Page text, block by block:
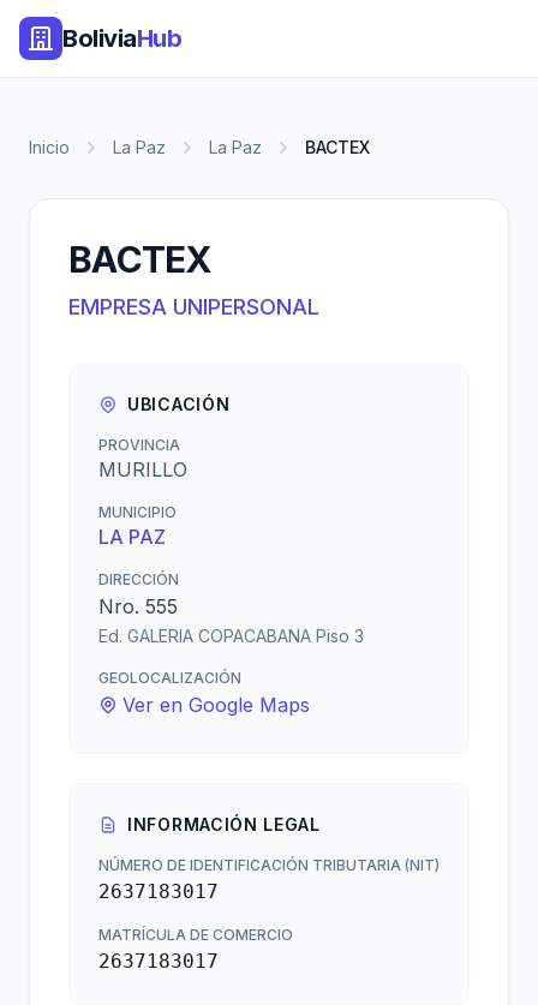
BoliviaHub
Inicio La Paz La Paz BACTEX
BACTEX
EMPRESA UNIPERSONAL
UBICACIÓN
PROVINCIA
MURILLO
MUNICIPIO
LA PAZ
DIRECCIÓN
Nro. 555
Ed. GALERIA COPACABANA Piso 3
GEOLOCALIZACIÓN
Ver en Google Maps
INFORMACIÓN LEGAL
NÚMERO DE IDENTIFICACIÓN TRIBUTARIA (NIT)
2637183017
MATRÍCULA DE COMERCIO
2637183017